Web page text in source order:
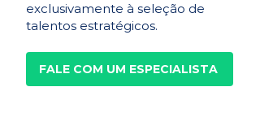
exclusivamente à seleção de
talentos estratégicos.
FALE COM UM ESPECIALISTA